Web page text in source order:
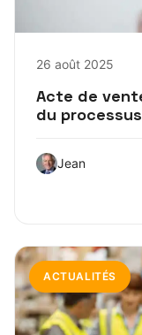
26 août 2025
Acte de
du
Jean
ACTUALITÉS